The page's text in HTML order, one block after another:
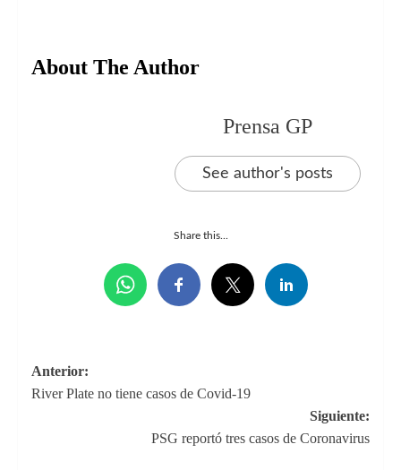
About The Author
Prensa GP
See author's posts
Share this...
Navegación
de
Anterior:
River Plate no tiene casos de Covid-19
Siguiente:
PSG reportó tres casos de Coronavirus